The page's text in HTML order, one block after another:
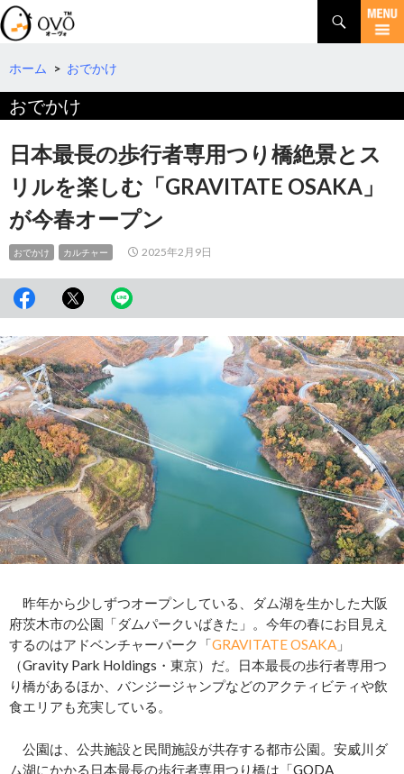
検
索
コ
テ
ツ
へ
ホーム > おでかけ
おでかけ
日本最長の歩行者専用つり橋絶景とス
リルを楽しむ「GRAVITATE OSAKA」
が今春オープン
おでかけ カルチャー 2025年2月9日
昨年から少しずつオープンしている、ダム湖を生かした大阪
府茨木市の公園「ダムパークいばきた」。今年の春にお目見え
するのはアドベンチャーパーク「GRAVITATE OSAKA 」
（Gravity Park Holdings・東京）だ。日本最長の歩行者専用つ
り橋があるほか、バンジージャンプなどのアクティビティや飲
食エリアも充実している。
公園は、公共施設と民間施設が共存する都市公園。安威川ダ
ム湖にかかる日本最長の歩行者専用つり橋は「GODA